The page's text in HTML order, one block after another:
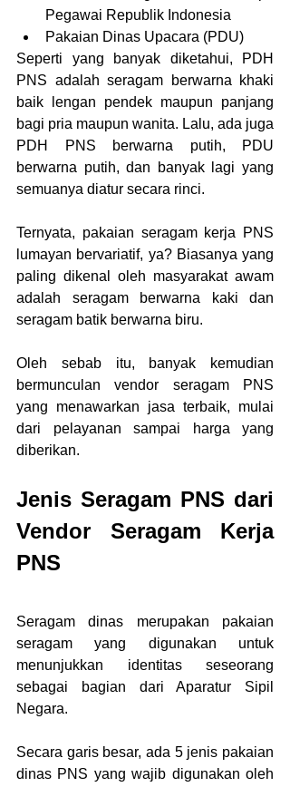
Pegawai Republik Indonesia
Pakaian Dinas Upacara (PDU)
Seperti yang banyak diketahui, PDH
PNS adalah seragam berwarna khaki
baik lengan pendek maupun panjang
bagi pria maupun wanita. Lalu, ada juga
PDH PNS berwarna putih, PDU
berwarna putih, dan banyak lagi yang
semuanya diatur secara rinci.
Ternyata, pakaian seragam kerja PNS
lumayan bervariatif, ya? Biasanya yang
paling dikenal oleh masyarakat awam
adalah seragam berwarna kaki dan
seragam batik berwarna biru.
Oleh sebab itu, banyak kemudian
bermunculan vendor seragam PNS
yang menawarkan jasa terbaik, mulai
dari pelayanan sampai harga yang
diberikan.
Jenis Seragam PNS dari
Vendor Seragam Kerja
PNS
Seragam dinas merupakan pakaian
seragam yang digunakan untuk
menunjukkan identitas seseorang
sebagai bagian dari Aparatur Sipil
Negara.
Secara garis besar, ada 5 jenis pakaian
dinas PNS yang wajib digunakan oleh